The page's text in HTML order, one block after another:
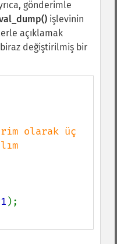
gönderimle
işlevinin
açıklamak
değiştirilmiş bir
olarak üç